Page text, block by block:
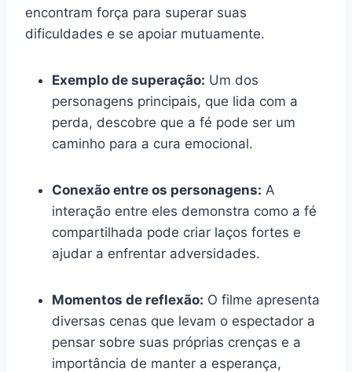
encontram força para superar suas
dificuldades e se apoiar mutuamente.
Exemplo de superação: Um dos
personagens principais, que lida com a
perda, descobre que a fé pode ser um
caminho para a cura emocional.
Conexão entre os personagens: A
interação entre eles demonstra como a fé
compartilhada pode criar laços fortes e
ajudar a enfrentar adversidades.
Momentos de reflexão: O filme apresenta
diversas cenas que levam o espectador a
pensar sobre suas próprias crenças e a
importância de manter a esperança,